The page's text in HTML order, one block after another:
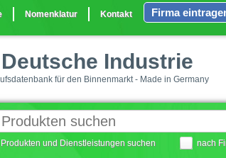
Nomenklatur Kontakt Firma
Industrie
für den Binnenmarkt - Made in Germany
und Dienstleistungen suchen nach